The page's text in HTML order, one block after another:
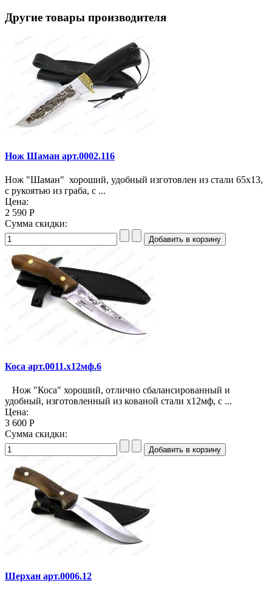
Другие товары производителя
Нож Шаман арт.0002.116
Нож "Шаман" хороший, удобный изготовлен из стали 65х13,
с рукоятью из граба, с ...
Цена:
2 590 Р
Сумма скидки:
Коса арт.0011.х12мф.6
Нож "Коса" хороший, отлично сбалансированный и
удобный, изготовленный из кованой стали х12мф, с ...
Цена:
3 600 Р
Сумма скидки:
Шерхан арт.0006.12